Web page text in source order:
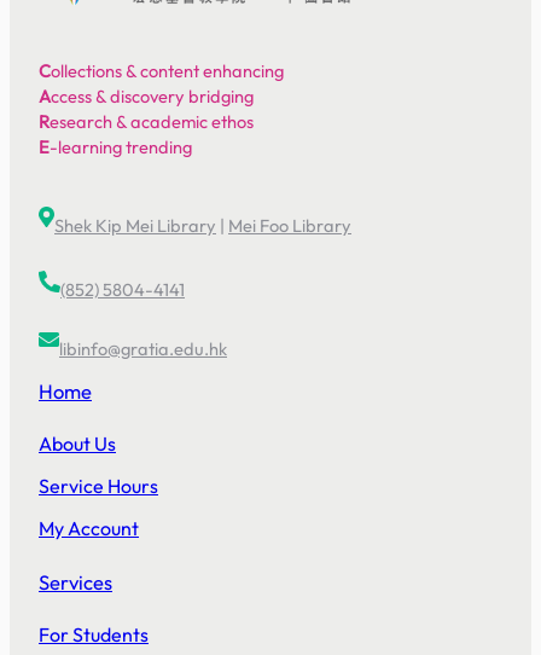
Collections & content enhancing
Access & discovery bridging
Research & academic ethos
E-learning trending
Shek Kip Mei Library | Mei Foo Library
(852) 5804-4141
libinfo@gratia.edu.hk
Home
About Us
Service Hours
My Account
Services
For Students